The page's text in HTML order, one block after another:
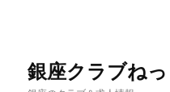
銀座クラブね